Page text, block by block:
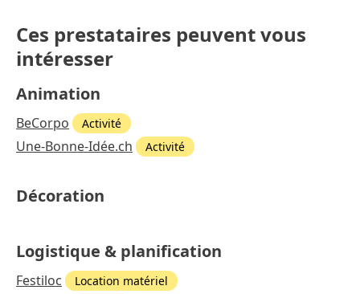
Ces prestataires peuvent vous
intéresser
Animation
BeCorpo Activité
Une-Bonne-Idée.ch Activité
Décoration
Logistique & planification
Festiloc Location matériel